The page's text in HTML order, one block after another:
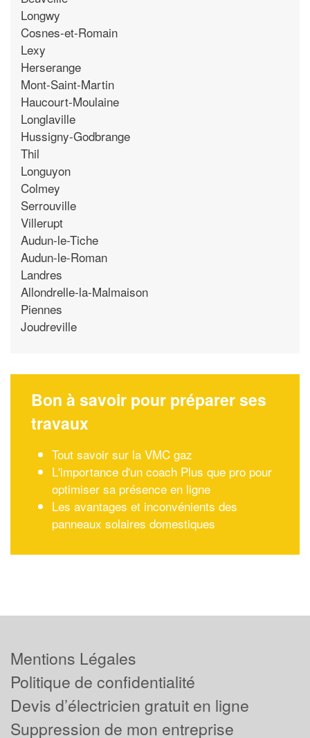
Longwy
Cosnes-et-Romain
Lexy
Herserange
Mont-Saint-Martin
Haucourt-Moulaine
Longlaville
Hussigny-Godbrange
Thil
Longuyon
Colmey
Serrouville
Villerupt
Audun-le-Tiche
Audun-le-Roman
Landres
Allondrelle-la-Malmaison
Piennes
Joudreville
Bon à savoir pour préparer ses
travaux
Tout savoir sur la VMC gaz
L'importance d'un coach Plus que pro pour
optimiser sa présence en ligne
Les avantages et inconvénients des
panneaux solaires domestiques
Mentions Légales
Politique de confidentialité
Devis d’électricien gratuit en ligne
Suppression de mon entreprise